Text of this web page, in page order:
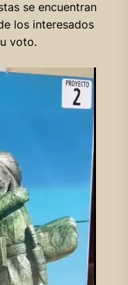
se encuentran
los interesados
voto.